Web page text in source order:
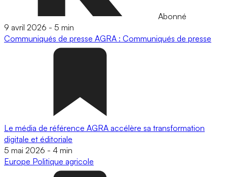
Abonné
9 avril 2026 - 5 min
Communiqués de presse AGRA : Communiqués de presse
Le média de référence AGRA accélère sa transformation
digitale et éditoriale
5 mai 2026 - 4 min
Europe Politique agricole